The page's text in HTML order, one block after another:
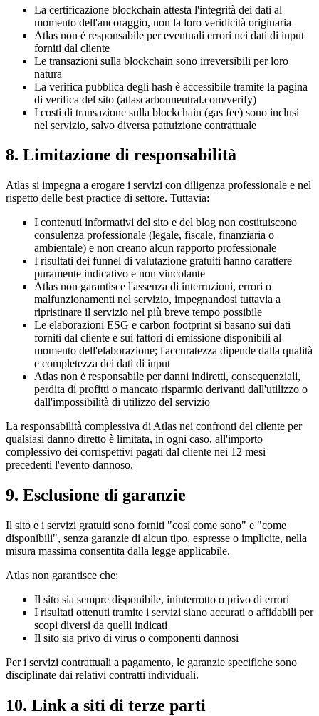
La certificazione blockchain attesta l'integrità dei dati al
momento dell'ancoraggio, non la loro veridicità originaria
Atlas non è responsabile per eventuali errori nei dati di input
forniti dal cliente
Le transazioni sulla blockchain sono irreversibili per loro
natura
La verifica pubblica degli hash è accessibile tramite la pagina
di verifica del sito (atlascarbonneutral.com/verify)
I costi di transazione sulla blockchain (gas fee) sono inclusi
nel servizio, salvo diversa pattuizione contrattuale
8. Limitazione di responsabilità
Atlas si impegna a erogare i servizi con diligenza professionale e nel
rispetto delle best practice di settore. Tuttavia:
I contenuti informativi del sito e del blog non costituiscono
consulenza professionale (legale, fiscale, finanziaria o
ambientale) e non creano alcun rapporto professionale
I risultati dei funnel di valutazione gratuiti hanno carattere
puramente indicativo e non vincolante
Atlas non garantisce l'assenza di interruzioni, errori o
malfunzionamenti nel servizio, impegnandosi tuttavia a
ripristinare il servizio nel più breve tempo possibile
Le elaborazioni ESG e carbon footprint si basano sui dati
forniti dal cliente e sui fattori di emissione disponibili al
momento dell'elaborazione; l'accuratezza dipende dalla qualità
e completezza dei dati di input
Atlas non è responsabile per danni indiretti, consequenziali,
perdita di profitti o mancato risparmio derivanti dall'utilizzo o
dall'impossibilità di utilizzo del servizio
La responsabilità complessiva di Atlas nei confronti del cliente per
qualsiasi danno diretto è limitata, in ogni caso, all'importo
complessivo dei corrispettivi pagati dal cliente nei 12 mesi
precedenti l'evento dannoso.
9. Esclusione di garanzie
Il sito e i servizi gratuiti sono forniti "così come sono" e "come
disponibili", senza garanzie di alcun tipo, espresse o implicite, nella
misura massima consentita dalla legge applicabile.
Atlas non garantisce che:
Il sito sia sempre disponibile, ininterrotto o privo di errori
I risultati ottenuti tramite i servizi siano accurati o affidabili per
scopi diversi da quelli indicati
Il sito sia privo di virus o componenti dannosi
Per i servizi contrattuali a pagamento, le garanzie specifiche sono
disciplinate dai relativi contratti individuali.
10. Link a siti di terze parti